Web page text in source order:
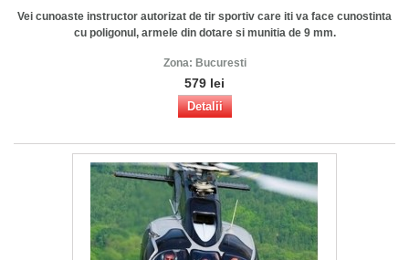
Vei cunoaste instructor autorizat de tir sportiv care iti va face cunostinta
cu poligonul, armele din dotare si munitia de 9 mm.
Zona: Bucuresti
579 lei
Detalii